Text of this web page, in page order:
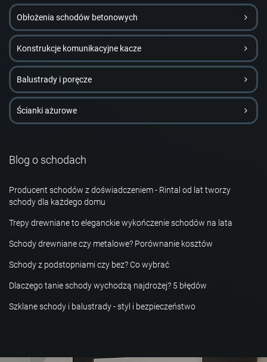
Obłożenia schodów betonowych
Konstrukcje komunikacyjne kacze
Balustrady i poręcze
Ścianki ażurowe
Blog o schodach
Producent schodów z doświadczeniem - Rintal od lat tworzy
schody dla każdego domu
Trepy drewniane to eleganckie wykończenie schodów na lata
Schody drewniane czy metalowe? Porównanie kosztów
Schody z podstopniami czy bez? Co wybrać
Dlaczego tanie schody wychodzą najdrożej? 5 błędów
Szklane schody i balustrady - styl i bezpieczeństwo